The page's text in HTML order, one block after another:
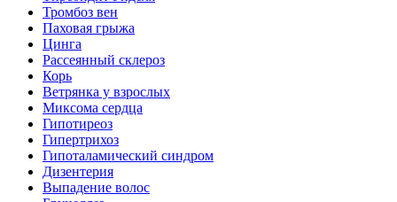
Тромбоз вен
Паховая грыжа
Цинга
Рассеянный склероз
Корь
Ветрянка у взрослых
Миксома сердца
Гипотиреоз
Гипертрихоз
Гипоталамический синдром
Дизентерия
Выпадение волос